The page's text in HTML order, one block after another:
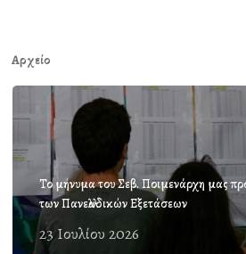
Αρχείο
Το μήνυμα του Σεβ. Ποιμενάρχη μας
των Πανελλαδικών Εξετάσεων
23 Ιουλίου 2026